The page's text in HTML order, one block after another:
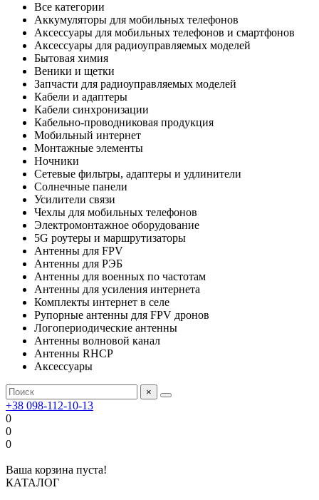
Все категории
Аккумуляторы для мобильных телефонов
Аксессуары для мобильных телефонов и смартфонов
Аксессуары для радиоуправляемых моделей
Бытовая химия
Веники и щетки
Запчасти для радиоуправляемых моделей
Кабели и адаптеры
Кабели синхронизации
Кабельно-проводниковая продукция
Мобильный интернет
Монтажные элементы
Ночники
Сетевые фильтры, адаптеры и удлинители
Солнечные панели
Усилители связи
Чехлы для мобильных телефонов
Электромонтажное оборудование
5G роутеры и маршрутизаторы
Антенны для FPV
Антенны для РЭБ
Антенны для военных по частотам
Антенны для усиления интернета
Комплекты интернет в селе
Рупорные антенны для FPV дронов
Логопериодические антенны
Антенны волновой канал
Антенны RHCP
Аксессуары
×
+38 098-112-10-13
0
0
0
Ваша корзина пуста!
КАТАЛОГ